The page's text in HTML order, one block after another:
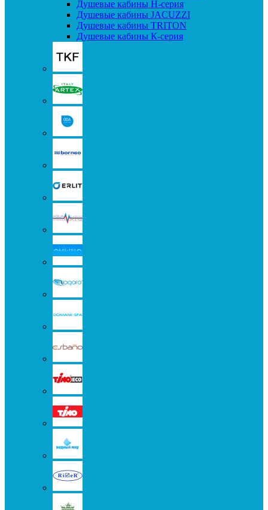
Душевые кабины H-серия
Душевые кабины JACUZZI
Душевые кабины TRITON
Душевые кабины К-серия